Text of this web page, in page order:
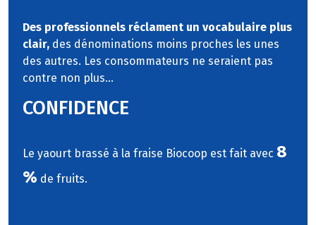
Des professionnels réclament un vocabulaire plus
clair, des dénominations moins proches les unes
des autres. Les consommateurs ne seraient pas
contre non plus...
CONFIDENCE
Le yaourt brassé à la fraise Biocoop est fait avec 8
% de fruits.